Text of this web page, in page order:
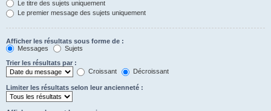
Le titre des sujets uniquement
Le premier message des sujets uniquement
Afficher les résultats sous forme de :
Messages
Sujets
Trier les résultats par :
Croissant
Décroissant
Limiter les résultats selon leur ancienneté :